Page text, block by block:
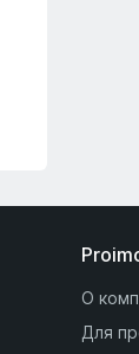
О
Для